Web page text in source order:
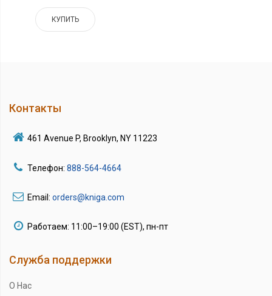
КУПИТЬ
Контакты
461 Avenue P, Brooklyn, NY 11223
Телефон: 888-564-4664
Email: orders@kniga.com
Работаем: 11:00–19:00 (EST), пн-пт
Служба поддержки
О Нас